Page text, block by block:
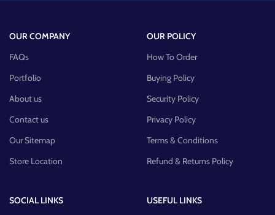
OUR COMPANY
FAQs
Portfolio
About us
Contact us
Our Sitemap
Store Location
OUR POLICY
How To Order
Buying Policy
Security Policy
Privacy Policy
Terms & Conditions
Refund & Returns Policy
SOCIAL LINKS
USEFUL LINKS